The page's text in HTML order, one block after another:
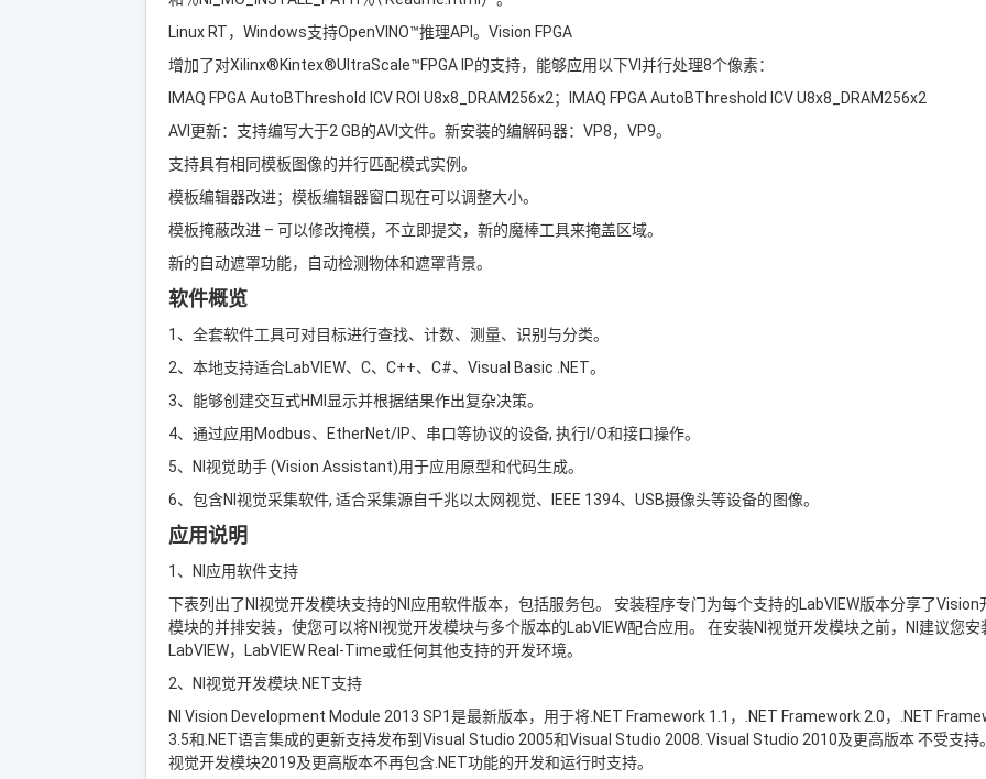
Linux RT，Windows支持OpenVINO™推理API。Vision FPGA
增加了对Xilinx®Kintex®UltraScale™FPGA IP的支持，能够应用以下VI并行处理8个像素：
IMAQ FPGA AutoBThreshold ICV ROI U8x8_DRAM256x2；IMAQ FPGA AutoBThreshold ICV U8x8_DRAM256x2
AVI更新：支持编写大于2 GB的AVI文件。新安装的编解码器：VP8，VP9。
支持具有相同模板图像的并行匹配模式实例。
模板编辑器改进；模板编辑器窗口现在可以调整大小。
模板掩蔽改进 – 可以修改掩模，不立即提交，新的魔棒工具来掩盖区域。
新的自动遮罩功能，自动检测物体和遮罩背景。
软件概览
1、全套软件工具可对目标进行查找、计数、测量、识别与分类。
2、本地支持适合LabVIEW、C、C++、C#、Visual Basic .NET。
3、能够创建交互式HMI显示并根据结果作出复杂决策。
4、通过应用Modbus、EtherNet/IP、串口等协议的设备, 执行I/O和接口操作。
5、NI视觉助手 (Vision Assistant)用于应用原型和代码生成。
6、包含NI视觉采集软件, 适合采集源自千兆以太网视觉、IEEE 1394、USB摄像头等设备的图像。
应用说明
1、NI应用软件支持
下表列出了NI视觉开发模块支持的NI应用软件版本，包括服务包。 安装程序专门为每个支持的LabVIEW版本分享了Vision
模块的并排安装，使您可以将NI视觉开发模块与多个版本的LabVIEW配合应用。 在安装NI视觉开发模块之前，NI建议您安
LabVIEW，LabVIEW Real-Time或任何其他支持的开发环境。
2、NI视觉开发模块.NET支持
NI Vision Development Module 2013 SP1是最新版本，用于将.NET Framework 1.1，.NET Framework 2.0，.NET
3.5和.NET语言集成的更新支持发布到Visual Studio 2005和Visual Studio 2008. Visual Studio 2010及更高版本 不受支持
视觉开发模块2019及更高版本不再包含.NET功能的开发和运行时支持。